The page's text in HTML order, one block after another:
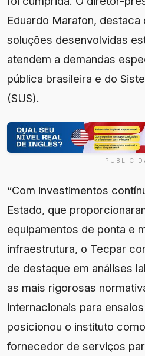
Eduardo Marafon, destaca
soluções desenvolvidas
atendem a demandas
pública brasileira e do
(SUS).
“Com investimentos
Estado, que
equipamentos de ponta e
infraestrutura, o Tecpar
de destaque em análises
as mais rigorosas
internacionais para
posicionou o instituto
fornecedor de serviços